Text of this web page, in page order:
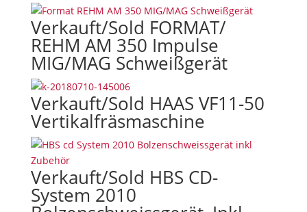
Verkauft/Sold FORMAT/
REHM AM 350 Impulse
MIG/MAG Schweißgerät
Verkauft/Sold HAAS VF11-50
Vertikalfräsmaschine
Verkauft/Sold HBS CD-
System 2010